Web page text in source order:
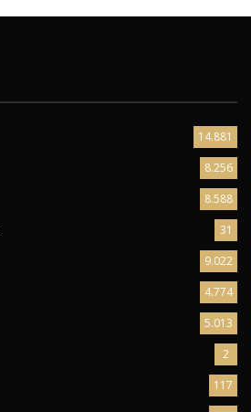
14.881
8.256
8.588
31
9.022
4.774
5.013
2
117